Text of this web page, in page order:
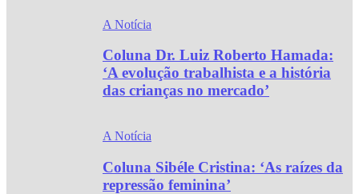
A Notícia
Coluna Dr. Luiz Roberto Hamada:
‘A evolução trabalhista e a história
das crianças no mercado’
A Notícia
Coluna Sibéle Cristina: ‘As raízes da
repressão feminina’